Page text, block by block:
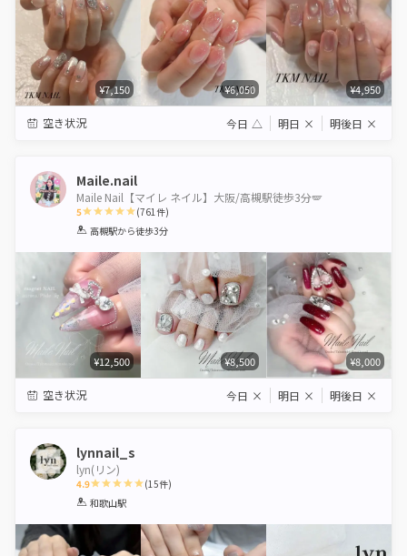
¥7,150 ¥6,050 ¥4,950
空き状況 今日 △ 明日 × 明後日 ×
Maile.nail
Maile Nail【マイレ ネイル】大阪/高槻駅徒歩3分🪽
5
1 2 3 4 5
(761件)
高槻駅から徒歩3分
¥12,500 ¥8,500 ¥8,000
空き状況 今日 × 明日 × 明後日 ×
lynnail_s
lyn(リン)
4.9
1 2 3 4
(15件)
和歌山駅